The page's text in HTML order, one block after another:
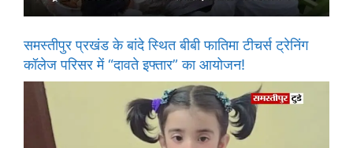
समस्तीपुर प्रखंड के बांदे स्थित बीबी फातिमा टीचर्स ट्रेनिंग
कॉलेज परिसर में “दावते इफ्तार” का आयोजन!